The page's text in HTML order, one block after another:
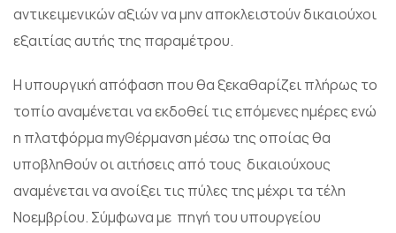
αντικειμενικών αξιών να μην αποκλειστούν δικαιούχοι
εξαιτίας αυτής της παραμέτρου.
Η υπουργική απόφαση που θα ξεκαθαρίζει πλήρως το
τοπίο αναμένεται να εκδοθεί τις επόμενες ημέρες ενώ
η πλατφόρμα myΘέρμανση μέσω της οποίας θα
υποβληθούν οι αιτήσεις από τους δικαιούχους
αναμένεται να ανοίξει τις πύλες της μέχρι τα τέλη
Νοεμβρίου. Σύμφωνα με πηγή του υπουργείου